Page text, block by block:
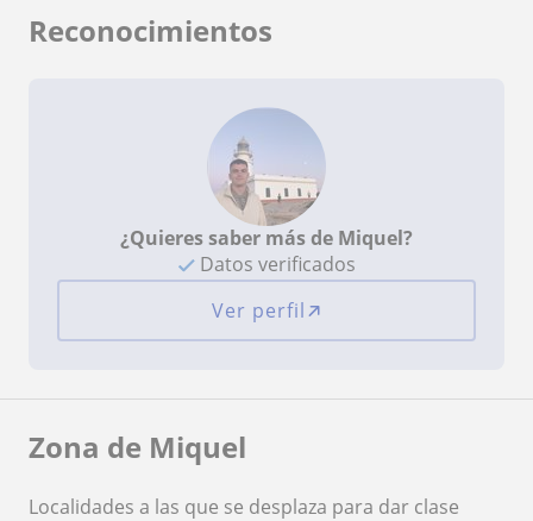
Reconocimientos
¿Quieres saber más de Miquel?
Datos verificados
Ver perfil
Zona de Miquel
Localidades a las que se desplaza para dar clase